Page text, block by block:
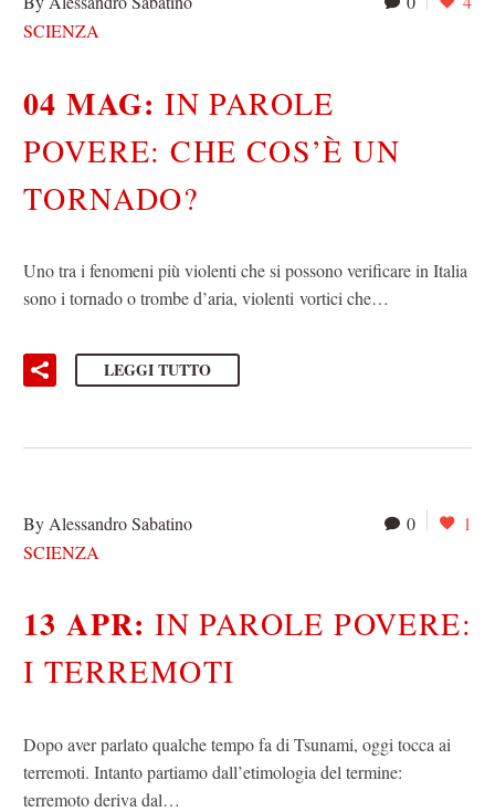
SCIENZA
04 MAG:IN PAROLE
POVERE: CHE COS’È UN
TORNADO?
Uno tra i fenomeni più violenti che si possono verificare in Italia
sono i tornado o trombe d’aria, violenti vortici che…
LEGGI TUTTO
0 1
By Alessandro Sabatino
SCIENZA
13 APR:IN PAROLE POVERE:
I TERREMOTI
Dopo aver parlato qualche tempo fa di Tsunami, oggi tocca ai
terremoti. Intanto partiamo dall’etimologia del termine:
terremoto deriva dal…